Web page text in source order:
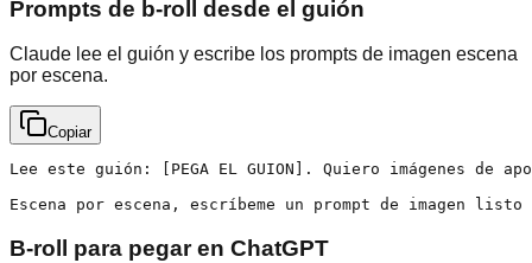
Prompts de b-roll desde el guión
Claude lee el guión y escribe los prompts de imagen escena
por escena.
Copiar
Lee este guión: [PEGA EL GUION]. Quiero imágenes
Escena por escena, escríbeme un prompt de imagen
B-roll para pegar en ChatGPT